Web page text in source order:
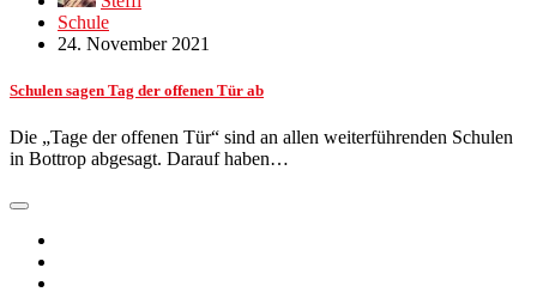
Schule
24. November 2021
Schulen sagen Tag der offenen Tür ab
Die „Tage der offenen Tür“ sind an allen weiterführenden Schulen
in Bottrop abgesagt. Darauf haben…